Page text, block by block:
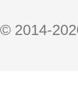
© 2014-